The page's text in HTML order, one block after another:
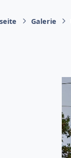
Galerie